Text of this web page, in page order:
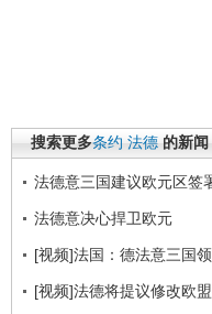
搜索更多条约 法德 的新闻
法德意三国建议欧元区签
法德意决心捍卫欧元
[视频]法国：德法意三国
[视频]法德将提议修改欧